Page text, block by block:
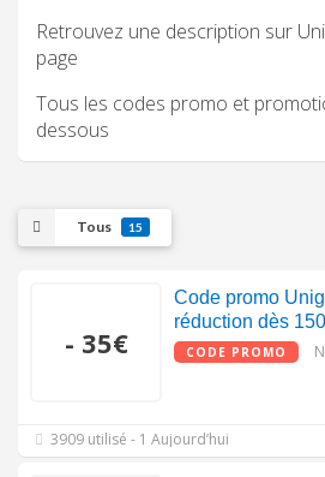
Retrouvez une description sur
page
Tous les codes promo et
dessous
Tous 15
- 35€
Code promo
réduction dès
CODE PROMO
3909 utilisé - 1 Aujourd’hui